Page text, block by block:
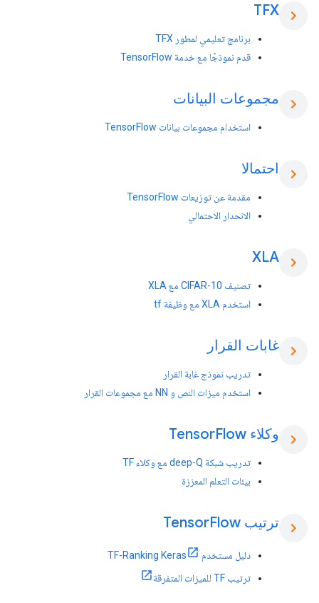
chevron_right
TFX
برنامج تعليمي لمطور TFX
قدم نموذجًا مع خدمة TensorFlow
chevron_right مجموعات البيانات
استخدام مجموعات بيانات TensorFlow
chevron_right احتمالا
مقدمة عن توزيعات TensorFlow
الانحدار الاحتمالي
chevron_right
XLA
تصنيف CIFAR-10 مع XLA
استخدم XLA مع وظيفة tf
chevron_right غابات القرار
تدريب نموذج غابة القرار
استخدم ميزات النص و NN مع مجموعات القرار
chevron_right وكلاء Tensor Flow
تدريب شبكة deep-Q مع وكلاء TF
بيئات التعلم المعززة
chevron_right ترتيب Tensor Flow
دليل مستخدم TF-Ranking Keras
ترتيب TF للميزات المتفرقة